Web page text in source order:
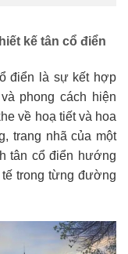
kế tân cổ điển
điển là sự kết hợp
phong cách hiện
về hoạ tiết và hoa
trang nhã của một
tân cổ điển hướng
trong từng đường